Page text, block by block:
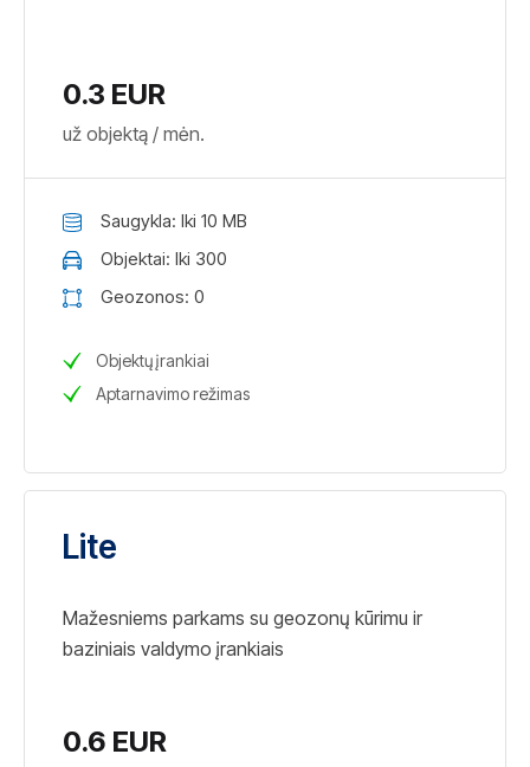
0.3 EUR
už objektą / mėn.
Saugykla: Iki 10 MB
Objektai: Iki 300
Geozonos: 0
Objektų įrankiai
Aptarnavimo režimas
Lite
Mažesniems parkams su geozonų kūrimu ir
baziniais valdymo įrankiais
0.6 EUR